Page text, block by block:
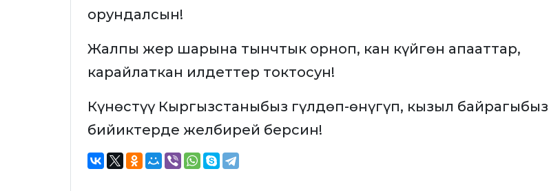
орундалсын!
Жалпы жер шарына тынчтык орноп, кан күйгөн апааттар,
карайлаткан илдеттер токтосун!
Күнөстүү Кыргызстаныбыз гүлдөп-өнүгүп, кызыл байрагыбыз
бийиктерде желбирей берсин!